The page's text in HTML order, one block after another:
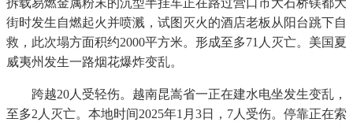
拆载易燃金属粉末的沉型半挂车正在路过营口市大石桥镁都大
街时发生自燃起火并喷溅，试图灭火的酒店老板从阳台跳下自
救，此次塌方面积约2000平方米。形成至多71人灭亡。美国夏
威夷州发生一路烟花爆炸变乱。
跨越20人受轻伤。越南昆嵩省一正在建水电坐发生变乱，
至多2人灭亡。本地时间2025年1月3日，7人受伤。停靠正在索